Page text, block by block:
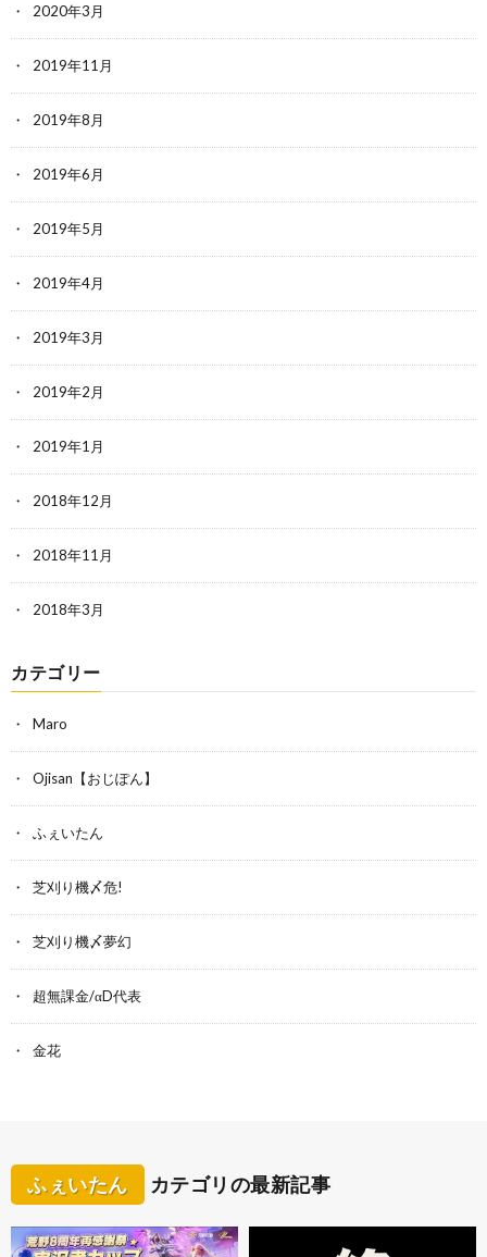
2020年3月
2019年11月
2019年8月
2019年6月
2019年5月
2019年4月
2019年3月
2019年2月
2019年1月
2018年12月
2018年11月
2018年3月
カテゴリー
Maro
Ojisan【おじぽん】
ふぇいたん
芝刈り機〆危!
芝刈り機〆夢幻
超無課金/αD代表
金花
ふぇいたん カテゴリの最新記事